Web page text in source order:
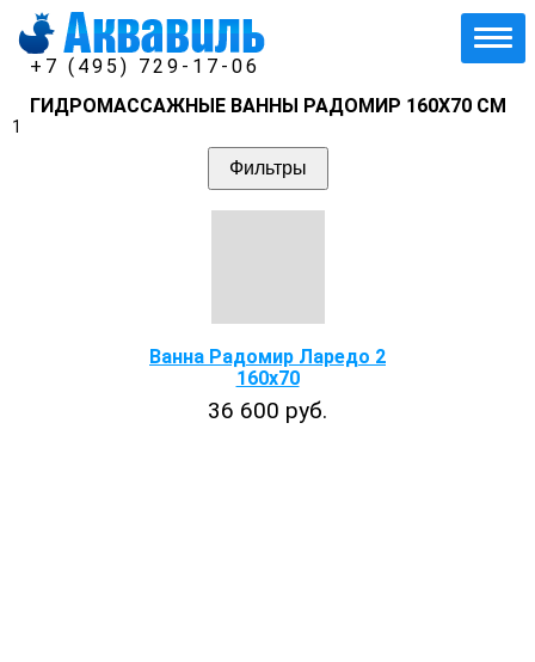
+7 (495) 729-17-06
ГИДРОМАССАЖНЫЕ ВАННЫ РАДОМИР 160Х70 СМ
1
Фильтры
Ванна Радомир Ларедо 2
160x70
36 600 руб.